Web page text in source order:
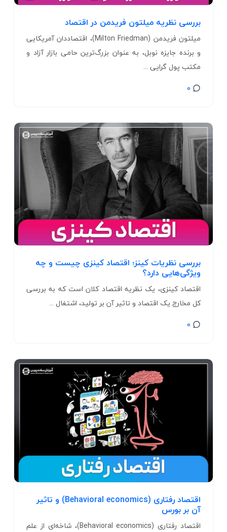
بررسی نظریه میلتون فریدمن در اقتصاد
میلتون فریدمن (Milton Friedman)، اقتصاددان آمریکایی
و برنده جایزه نوبل، به عنوان بزرگ‌ترین حامی بازار آزاد و
مکتب پول گرایی ...
0
بررسی نظریات کینز؛ اقتصاد کینزی چیست و چه
ویژگی‌هایی دارد؟
اقتصاد کینزی، یک نظریه اقتصاد کلان است که به بررسی
کل مخارج یک اقتصاد و تاثیر آن بر تولید، اشتغال ...
0
اقتصاد رفتاری (Behavioral economics) و تاثیر
آن بر بورس
اقتصاد رفتاری (Behavioral economics)، شاخه‌ای از علم